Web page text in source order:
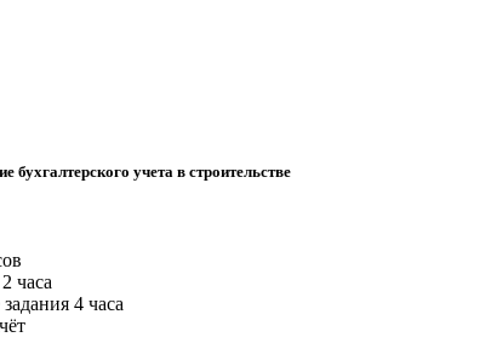
бухгалтерского учета в строительстве
2 часа
4 часа